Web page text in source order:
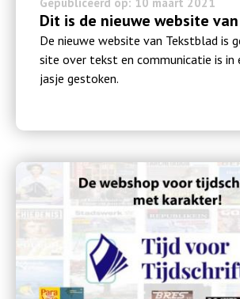
Dit is de nieuwe website
De nieuwe website van Tekstblad is
site over tekst en communicatie is in
jasje gestoken.